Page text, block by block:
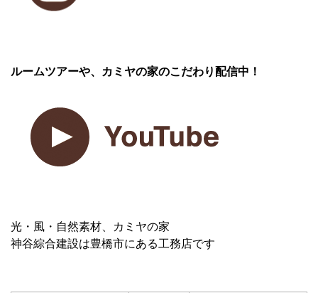
ルームツアーや、カミヤの家のこだわり配信中！
光・風・自然素材、カミヤの家
神谷綜合建設は豊橋市にある工務店です